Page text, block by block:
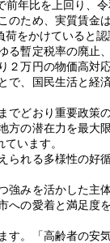
年比を上回り、
ため、実質賃金
をかけていると認
暫定税率の廃止
万円の物価高対
、国民生活と経
どおり重要政策
方の潜在力を最大
います。
れる多様性の好
みを活かした主
の愛着と満足度
。「高齢者の安